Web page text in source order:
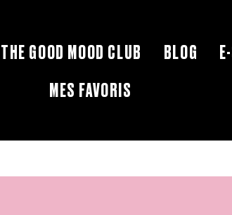
THE GOOD MOOD CLUB BLOG
MES FAVORIS